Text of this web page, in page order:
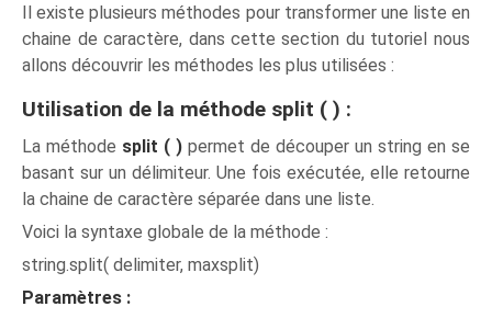
Il existe plusieurs méthodes pour transformer une liste en
chaine de caractère, dans cette section du tutoriel nous
allons découvrir les méthodes les plus utilisées :
Utilisation de la méthode split ( ) :
La méthode split ( ) permet de découper un string en se
basant sur un délimiteur. Une fois exécutée, elle retourne
la chaine de caractère séparée dans une liste.
Voici la syntaxe globale de la méthode :
string.split( delimiter, maxsplit)
Paramètres :